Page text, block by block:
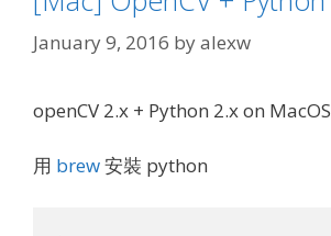
January 9, 2016 byalexw
openCV 2.x + Python 2.x on MacOS
用 brew安裝 python